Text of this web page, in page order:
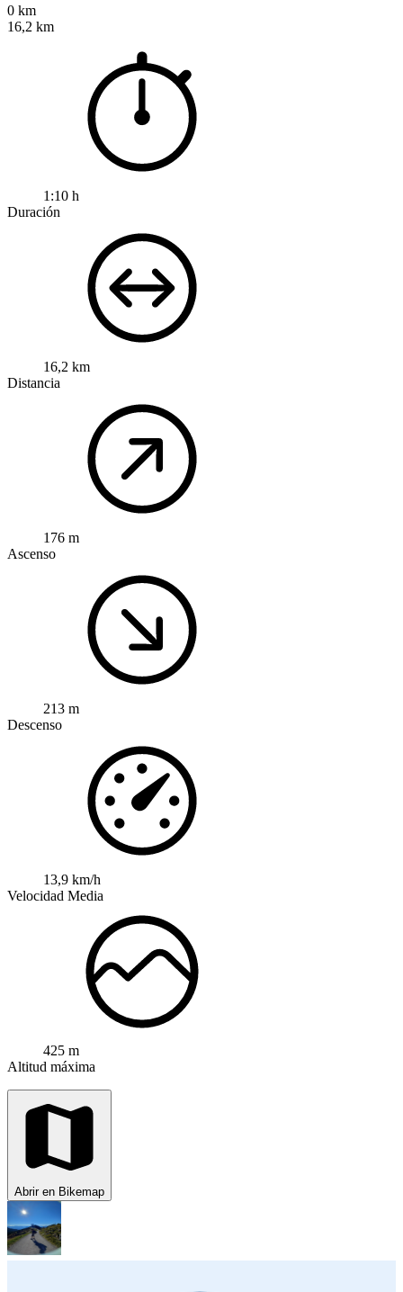
0 km
16,2 km
1:10 h
Duración
16,2 km
Distancia
176 m
Ascenso
213 m
Descenso
13,9 km/h
Velocidad Media
425 m
Altitud máxima
Abrir en Bikemap